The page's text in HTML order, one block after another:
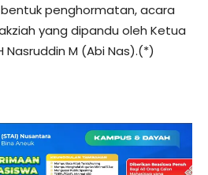
penghormatan, acara
yang dipandu oleh Ketua
Nasruddin M (Abi Nas).(*)